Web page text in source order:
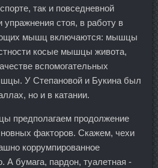
так и повседневной
стоя, в работу в
мышц включаются: мышцы
косые мышцы живота,
вспомогательных
У Степановой и Букина был
но и в катании.
предполагаем продолжение
факторов. Скажем, чехи
коррумпированное
А бумага, пардон, туалетная -